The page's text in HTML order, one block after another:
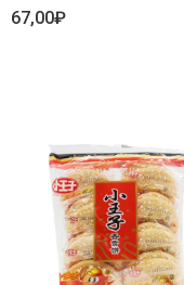
67,00₽